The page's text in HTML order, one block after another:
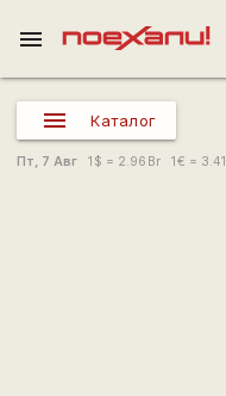
menu
Каталог
Пт, 7 Авг 1 $ = 2.96 Br 1€ = 3.41